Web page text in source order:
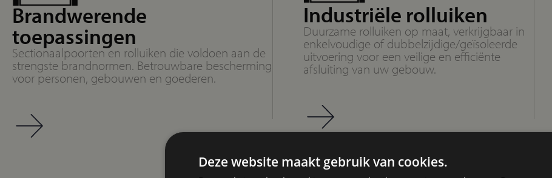
Brandwerende
toepassingen
Sectionaalpoorten en rolluiken die voldoen aan de
strengste brandnormen. Betrouwbare bescherming
voor personen, gebouwen en goederen.
Industriële rolluiken
Duurzame rolluiken op maat, verkrijgbaar in
enkelvoudige of dubbelzijdige/geïsoleerde
uitvoering voor een veilige en efficiënte
afsluiting van uw gebouw.
Deze website maakt gebruik van cookies.